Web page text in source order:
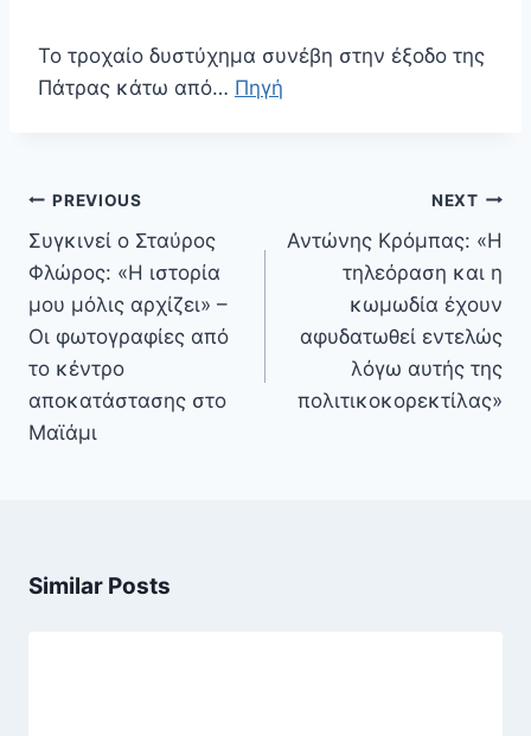
Το τροχαίο δυστύχημα συνέβη στην έξοδο της
Πάτρας κάτω από… Πηγή
Πλοήγηση
άρθρων
PREVIOUS
Συγκινεί ο Σταύρος
Φλώρος: «Η ιστορία
μου μόλις αρχίζει» –
Οι φωτογραφίες από
το κέντρο
αποκατάστασης στο
Μαϊάμι
NEXT
Αντώνης Κρόμπας: «Η
τηλεόραση και η
κωμωδία έχουν
αφυδατωθεί εντελώς
λόγω αυτής της
πολιτικοκορεκτίλας»
Similar Posts